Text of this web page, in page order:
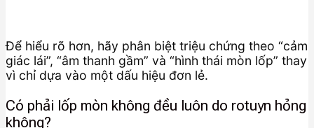
Để hiểu rõ hơn, hãy phân biệt triệu chứng theo “cảm
giác lái”, “âm thanh gầm” và “hình thái mòn lốp” thay
vì chỉ dựa vào một dấu hiệu đơn lẻ.
Có phải lốp mòn không đều luôn do rotuyn hỏng
không?